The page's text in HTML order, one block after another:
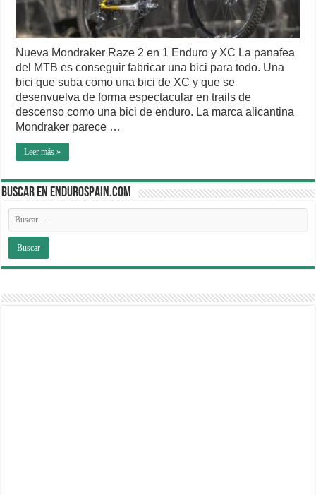
Nueva Mondraker Raze 2 en 1 Enduro y XC La panafea
del MTB es conseguir fabricar una bici para todo. Una
bici que suba como una bici de XC y que se
desenvuelva de forma espectacular en trails de
descenso como una bici de enduro. La marca alicantina
Mondraker parece …
Leer más »
BUSCAR EN ENDUROSPAIN.COM